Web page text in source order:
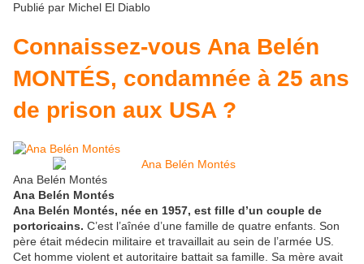
Publié par Michel El Diablo
Connaissez-vous Ana Belén
MONTÉS, condamnée à 25 ans
de prison aux USA ?
Ana Belén Montés
Ana Belén Montés
Ana Belén Montés, née en 1957, est fille d’un couple de
portoricains. C’est l’aînée d’une famille de quatre enfants. Son
père était médecin militaire et travaillait au sein de l’armée US.
Cet homme violent et autoritaire battait sa famille. Sa mère avait